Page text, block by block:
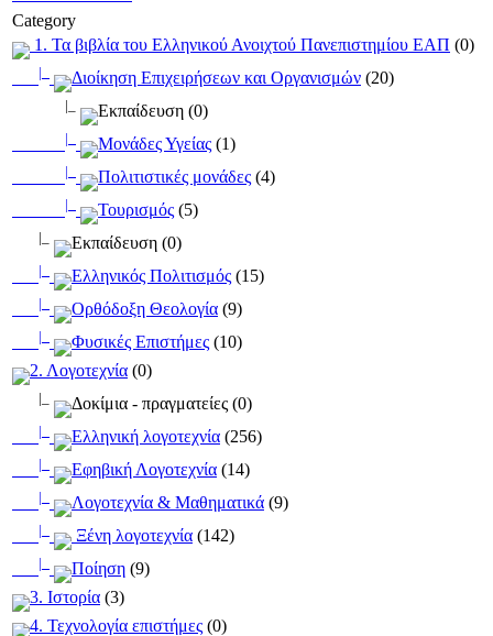
Category
1. Τα βιβλία του Ελληνικού Ανοιχτού Πανεπιστημίου ΕΑΠ (0)
|_ Διοίκηση Επιχειρήσεων και Οργανισμών (20)
|_ Εκπαίδευση (0)
|_ Μονάδες Υγείας (1)
|_ Πολιτιστικές μονάδες (4)
|_ Τουρισμός (5)
|_ Εκπαίδευση (0)
|_ Ελληνικός Πολιτισμός (15)
|_ Ορθόδοξη Θεολογία (9)
|_ Φυσικές Επιστήμες (10)
2. Λογοτεχνία (0)
|_ Δοκίμια - πραγματείες (0)
|_ Ελληνική λογοτεχνία (256)
|_ Εφηβική Λογοτεχνία (14)
|_ Λογοτεχνία & Μαθηματικά (9)
|_ Ξένη λογοτεχνία (142)
|_ Ποίηση (9)
3. Ιστορία (3)
4. Τεχνολογία επιστήμες (0)